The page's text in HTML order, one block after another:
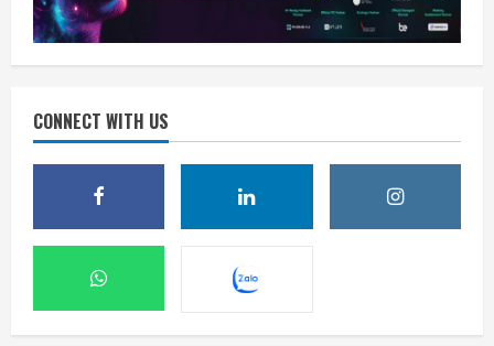
CONNECT WITH US